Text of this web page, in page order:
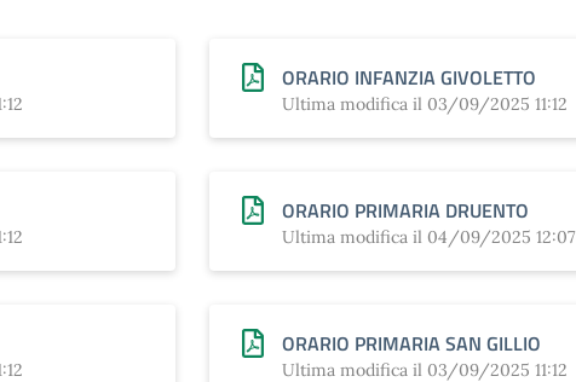
ORARIO INFANZIA GIVOLETTO
Ultima modifica il 03/09/2025 11:12
ORARIO PRIMARIA DRUENTO
Ultima modifica il 04/09/2025 12:07
ORARIO PRIMARIA SAN GILLIO
Ultima modifica il 03/09/2025 11:12